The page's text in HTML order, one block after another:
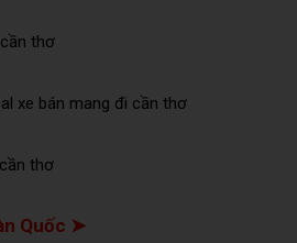
thơ
xe bán mang đi cần thơ
thơ
Quốc ➤